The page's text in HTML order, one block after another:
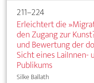
211–224
Erleichtert die
den Zugang zur
und Bewertung der
Sicht eines LaiInnen-
Publikums
Silke Ballath